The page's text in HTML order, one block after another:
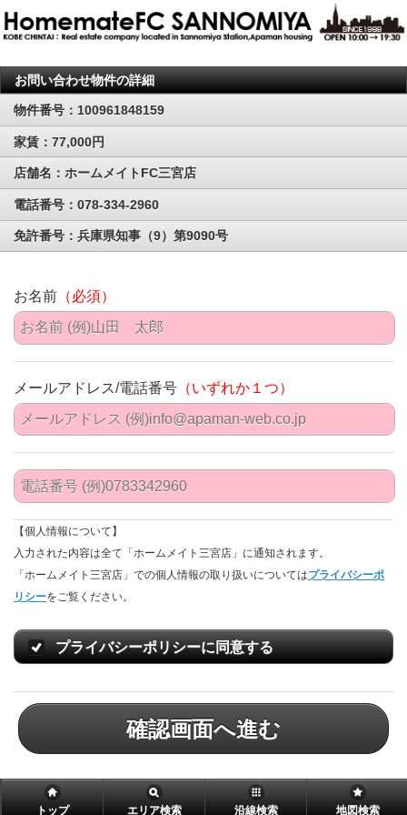
お問い合わせ物件の詳細
物件番号：100961848159
家賃：77,000円
店舗名：ホームメイトFC三宮店
電話番号：078-334-2960
免許番号：兵庫県知事（9）第9090号
お名前 （必須）
メールアドレス/電話番号 （いずれか１つ）
【個人情報について】
入力された内容は全て「ホームメイト三宮店」に通知されます。
「ホームメイト三宮店」での個人情報の取り扱いについてはプライバシーポ
リシーをご覧ください。
プライバシーポリシーに同意する
確認画面へ進む
トップ エリア検索 沿線検索 地図検索